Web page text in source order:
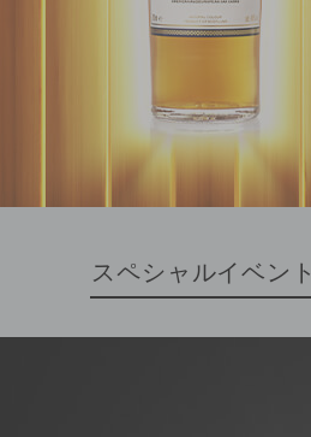
スペシャルイベント